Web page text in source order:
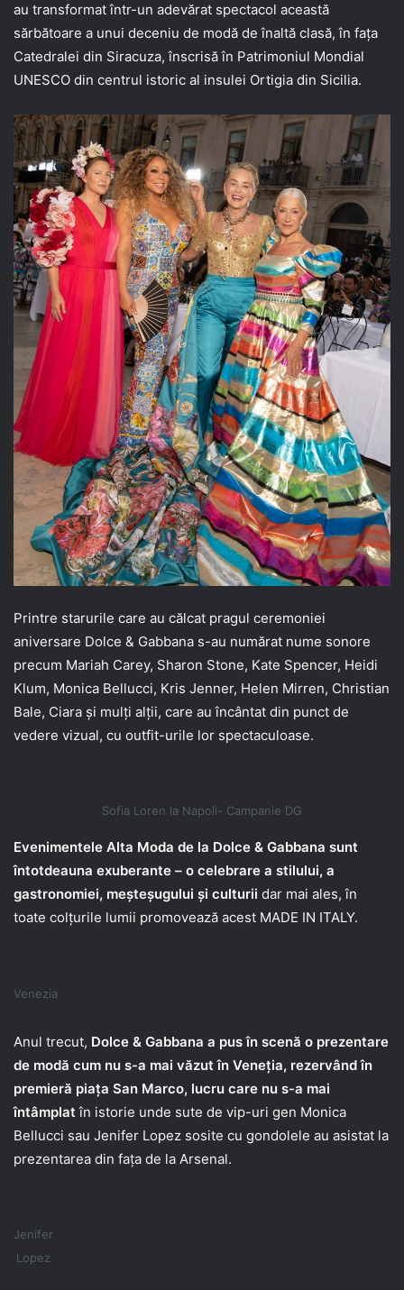
au transformat într-un adevărat spectacol această
sărbătoare a unui deceniu de modă de înaltă clasă, în fața
Catedralei din Siracuza, înscrisă în Patrimoniul Mondial
UNESCO din centrul istoric al insulei Ortigia din Sicilia.
Printre starurile care au călcat pragul ceremoniei
aniversare Dolce & Gabbana s-au numărat nume sonore
precum Mariah Carey, Sharon Stone, Kate Spencer, Heidi
Klum, Monica Bellucci, Kris Jenner, Helen Mirren, Christian
Bale, Ciara și mulți alții, care au încântat din punct de
vedere vizual, cu outfit-urile lor spectaculoase.
Sofia Loren la Napoli- Campanie DG
Evenimentele Alta Moda de la Dolce & Gabbana sunt
întotdeauna exuberante – o celebrare a stilului, a
gastronomiei, meșteșugului și culturii dar mai ales, în
toate colțurile lumii promovează acest MADE IN ITALY.
Venezia
Anul trecut, Dolce & Gabbana a pus în scenă o prezentare
de modă cum nu s-a mai văzut în Veneția, rezervând în
premieră piața San Marco, lucru care nu s-a mai
întâmplatîn istorie unde sute de vip-uri gen Monica
Bellucci sau Jenifer Lopez sosite cu gondolele au asistat la
prezentarea din fața de la Arsenal.
Jenifer
Lopez